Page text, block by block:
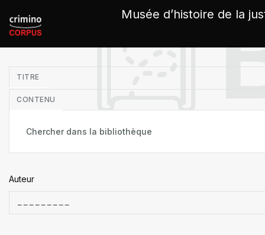
Musée d’histoire de la
TITRE
CONTENU
Auteur
Panneau de gestion des cookies